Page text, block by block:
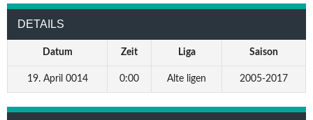
DETAILS
Datum Zeit Liga Saison
19. April 0014 0:00 Alte ligen 2005-2017